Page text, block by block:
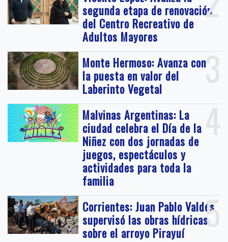
segunda etapa de renovación
del Centro Recreativo de
Adultos Mayores
3
Monte Hermoso: Avanza con
la puesta en valor del
Laberinto Vegetal
4
Malvinas Argentinas: La
ciudad celebra el Día de la
Niñez con dos jornadas de
juegos, espectáculos y
actividades para toda la
familia
5
Corrientes: Juan Pablo Valdés
supervisó las obras hídricas
sobre el arroyo Pirayuí